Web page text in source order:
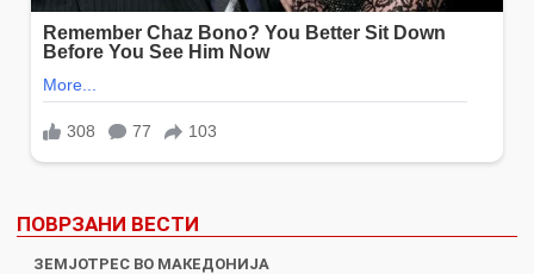
ПОВРЗАНИ ВЕСТИ
ЗЕМЈОТРЕС ВО МАКЕДОНИЈА